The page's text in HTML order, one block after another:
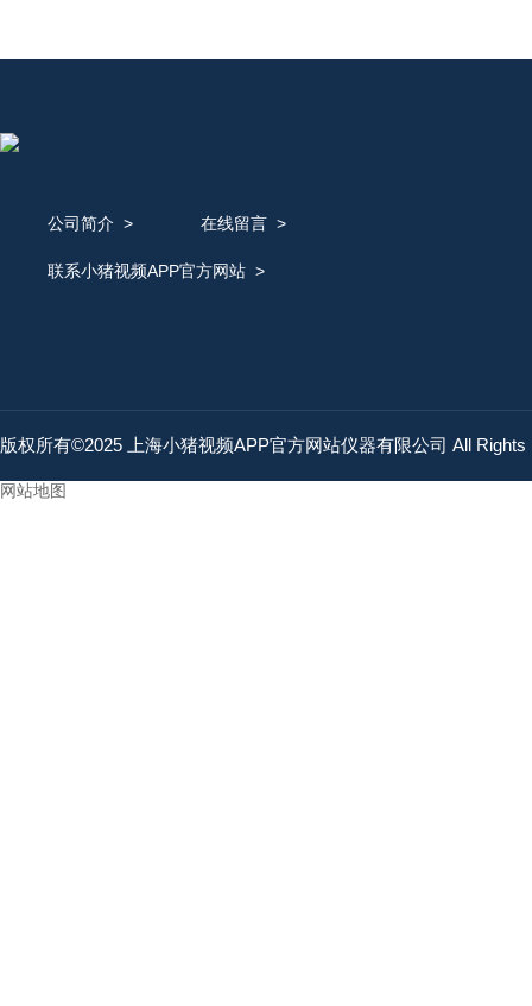
公司简介 > 在线留言>
联系小猪视频APP官方网站>
版权所有©2025 上海小猪视频APP官方网站仪器有限公司 All
网站地图